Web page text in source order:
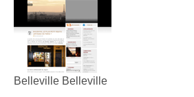
Belleville Belleville